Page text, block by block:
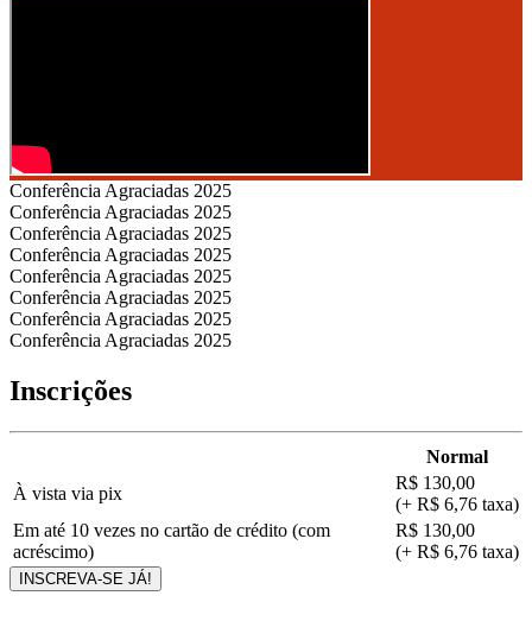
Conferência Agraciadas 2025
Conferência Agraciadas 2025
Conferência Agraciadas 2025
Conferência Agraciadas 2025
Conferência Agraciadas 2025
Conferência Agraciadas 2025
Conferência Agraciadas 2025
Conferência Agraciadas 2025
Inscrições
Normal
À vista via pix
R$ 130,00
(+ R$ 6,76 taxa)
Em até 10 vezes no cartão de crédito (com
acréscimo)
R$ 130,00
(+ R$ 6,76 taxa)
INSCREVA-SE JÁ!